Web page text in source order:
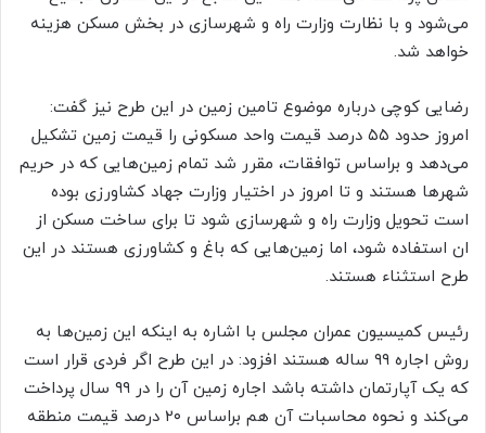
می‌شود و با نظارت وزارت راه و شهرسازی در بخش مسکن هزینه
خواهد شد.
رضایی کوچی درباره موضوع تامین زمین در این طرح نیز گفت:
امروز حدود ۵۵ درصد قیمت واحد مسکونی را قیمت زمین تشکیل
می‌دهد و براساس توافقات، مقرر شد تمام زمین‌هایی که در حریم
شهر‌ها هستند و تا امروز در اختیار وزارت جهاد کشاورزی بوده
است تحویل وزارت راه و شهرسازی شود تا برای ساخت مسکن از
ان استفاده شود، اما زمین‌هایی که باغ و کشاورزی هستند در این
طرح استثناء هستند.
رئیس کمیسیون عمران مجلس با اشاره به اینکه این زمین‌ها به
روش اجاره ۹۹ ساله هستند افزود: در این طرح اگر فردی قرار است
که یک آپارتمان داشته باشد اجاره زمین آن را در ۹۹ سال پرداخت
می‌کند و نحوه محاسبات آن هم براساس ۲۰ درصد قیمت منطقه